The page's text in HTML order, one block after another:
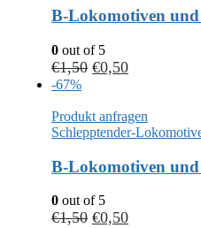
B-Lokomotiven
0 out of 5
€1,50 €0,50
-67%
Produkt anfragen
Schlepptender-
B-Lokomotiven
0 out of 5
€1,50 €0,50